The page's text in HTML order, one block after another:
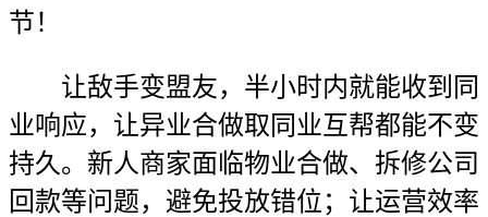
节！
让敌手变盟友，半小时内就能收到同
业响应，让异业合做取同业互帮都能不变
持久。新人商家面临物业合做、拆修公司
回款等问题，避免投放错位；让运营效率